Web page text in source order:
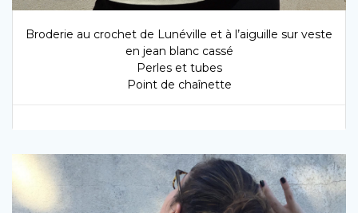
Broderie au crochet de Lunéville et à l’aiguille sur veste
en jean blanc cassé
Perles et tubes
Point de chaînette